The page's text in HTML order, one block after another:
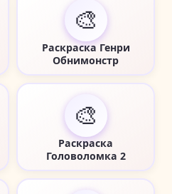
🎨
Раскраска Генри
Обнимонстр
🎨
Раскраска
Головоломка 2